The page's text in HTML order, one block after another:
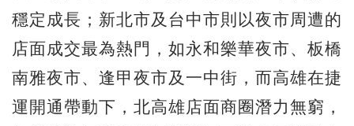
穩定成長；新北市及台中市則以夜市周遭的
店面成交最為熱門，如永和樂華夜市、板橋
南雅夜市、逢甲夜市及一中街，而高雄在捷
運開通帶動下，北高雄店面商圈潛力無窮，